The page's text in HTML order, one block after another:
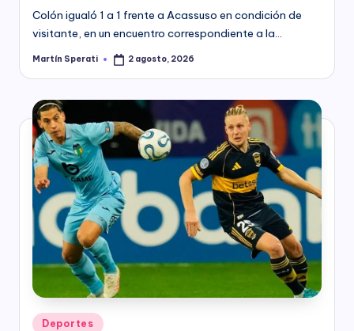
Colón igualó 1 a 1 frente a Acassuso en condición de
visitante, en un encuentro correspondiente a la…
Posted
Martín Sperati 2 agosto, 2026
Posted
Deportes